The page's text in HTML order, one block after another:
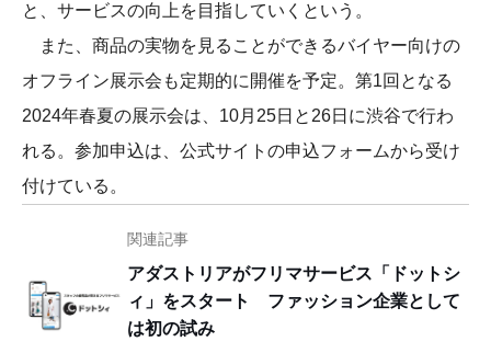
と、サービスの向上を目指していくという。
また、商品の実物を見ることができるバイヤー向けの
オフライン展示会も定期的に開催を予定。第1回となる
2024年春夏の展示会は、10月25日と26日に渋谷で行わ
れる。参加申込は、公式サイトの申込フォームから受け
付けている。
関連記事
アダストリアがフリマサービス「ドットシ
ィ」をスタート ファッション企業として
は初の試み